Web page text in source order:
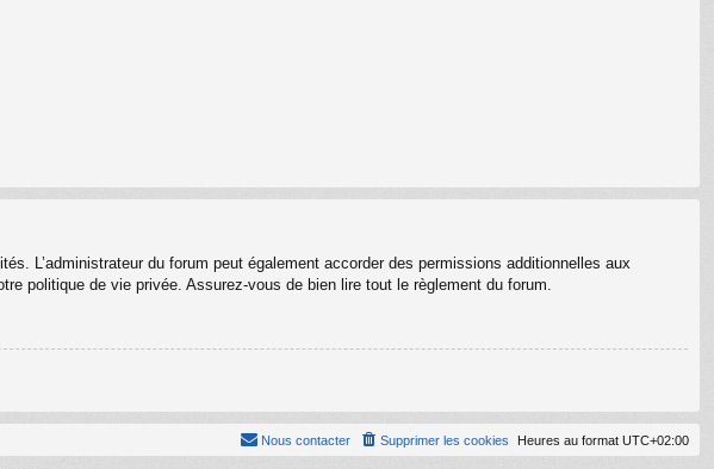
L’administrateur du forum peut également accorder des permissions additionnelles aux
politique de vie privée. Assurez-vous de bien lire tout le règlement du forum.
Heures au format UTC+02:00
Supprimer les cookies
Nous contacter